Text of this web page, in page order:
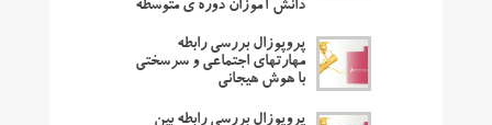
دانش آموزان دوره ی متوسطه
پروپوزال بررسی رابطه
مهارتهای اجتماعی و سرسختی
با هوش هیجانی
پروپوزال بررسی رابطه بین